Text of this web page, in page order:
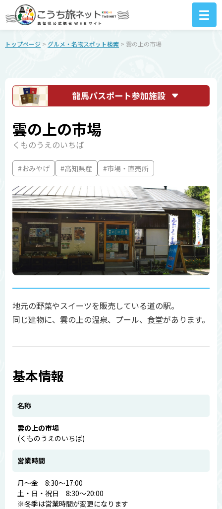
トップページ > グルメ・名物スポット検索 > 雲の上の市場
雲の上の市場
くものうえのいちば
#おみやげ #高知県産 #市場・直売所
地元の野菜やスイーツを販売している道の駅。
同じ建物に、雲の上の温泉、プール、食堂があります。
基本情報
名称
雲の上の市場
(くものうえのいちば)
営業時間
月～金​ 8:30～17:00
​土・日・祝日 8:30～20:00
※冬季は営業時間が変更になります